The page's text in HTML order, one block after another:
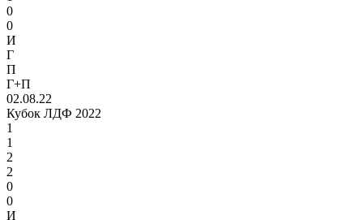
0
0
И
Г
П
Г+П
02.08.22
Кубок ЛДФ 2022
1
1
2
2
0
0
И